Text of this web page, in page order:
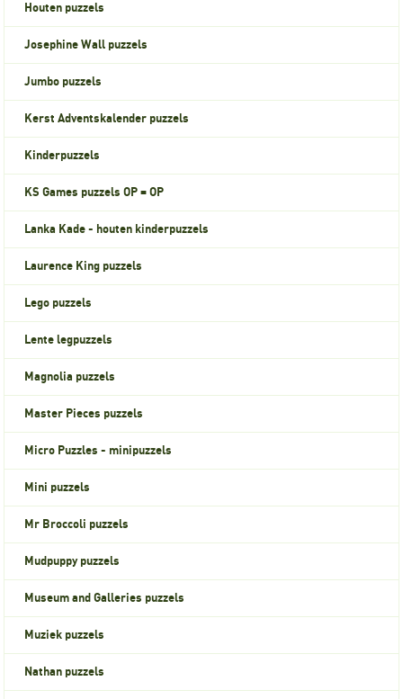
Houten puzzels
Josephine Wall puzzels
Jumbo puzzels
Kerst Adventskalender puzzels
Kinderpuzzels
KS Games puzzels OP = OP
Lanka Kade - houten kinderpuzzels
Laurence King puzzels
Lego puzzels
Lente legpuzzels
Magnolia puzzels
Master Pieces puzzels
Micro Puzzles - minipuzzels
Mini puzzels
Mr Broccoli puzzels
Mudpuppy puzzels
Museum and Galleries puzzels
Muziek puzzels
Nathan puzzels